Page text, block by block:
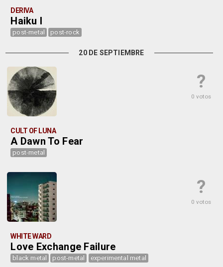
DERIVA
Haiku I
post-metal post-rock
20 DE SEPTIEMBRE
?
0 votos
CULT OF LUNA
A Dawn To Fear
post-metal
?
0 votos
WHITE WARD
Love Exchange Failure
black metal post-metal experimental metal